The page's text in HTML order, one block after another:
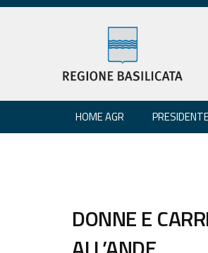
HOME AGR
DONNE E